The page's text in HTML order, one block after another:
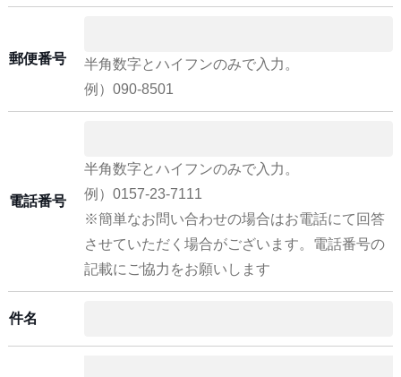
郵便番号
半角数字とハイフンのみで入力。
例）090-8501
電話番号
半角数字とハイフンのみで入力。
例）0157-23-7111
※簡単なお問い合わせの場合はお電話にて回答
させていただく場合がございます。電話番号の
記載にご協力をお願いします
件名